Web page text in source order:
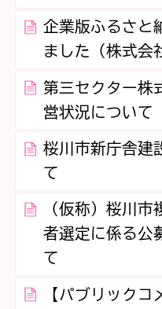
企業版ふるさと
ました（株式会
第三セクター株
営状況について
桜川市新庁舎建
て
（仮称）桜川
者選定に係る公
て
【パブリック